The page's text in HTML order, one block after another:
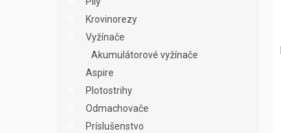
Krovinorezy
Vyžínače
Akumulátorové vyžínače
Aspire
Plotostrihy
Odmachovače
Príslušenstvo